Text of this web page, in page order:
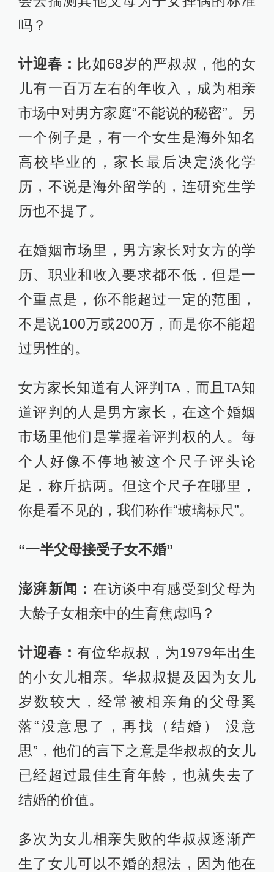
吗？
计迎春： 比如68岁的严叔叔，他的女
儿有一百万左右的年收入，成为相亲
市场中对男方家庭“不能说的秘密”。另
一个例子是，有一个女生是海外知名
高校毕业的，家长最后决定淡化学
历，不说是海外留学的，连研究生学
历也不提了。
在婚姻市场里，男方家长对女方的学
历、职业和收入要求都不低，但是一
个重点是，你不能超过一定的范围，
不是说100万或200万，而是你不能超
过男性的。
女方家长知道有人评判TA，而且TA知
道评判的人是男方家长，在这个婚姻
市场里他们是掌握着评判权的人。每
个人好像不停地被这个尺子评头论
足，称斤掂两。但这个尺子在哪里，
你是看不见的，我们称作“玻璃标尺”。
“一半父母接受子女不婚”
澎湃新闻： 在访谈中有感受到父母为
大龄子女相亲中的生育焦虑吗？
计迎春： 有位华叔叔，为1979年出生
的小女儿相亲。华叔叔提及因为女儿
岁数较大，经常被相亲角的父母奚
落“没意思了，再找（结婚） 没意
思”，他们的言下之意是华叔叔的女儿
已经超过最佳生育年龄，也就失去了
结婚的价值。
多次为女儿相亲失败的华叔叔逐渐产
生了女儿可以不婚的想法，因为他在